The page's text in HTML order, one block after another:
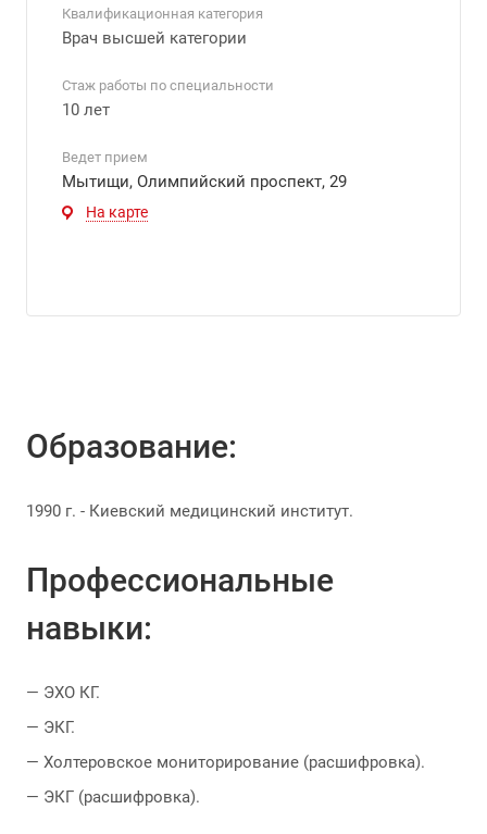
Квалификационная категория
Врач высшей категории
Стаж работы по специальности
10 лет
Ведет прием
Мытищи, Олимпийский проспект, 29
На карте
Образование:
1990 г. - Киевский медицинский институт.
Профессиональные
навыки:
— ЭХО КГ.
— ЭКГ.
— Холтеровское мониторирование (расшифровка).
— ЭКГ (расшифровка).